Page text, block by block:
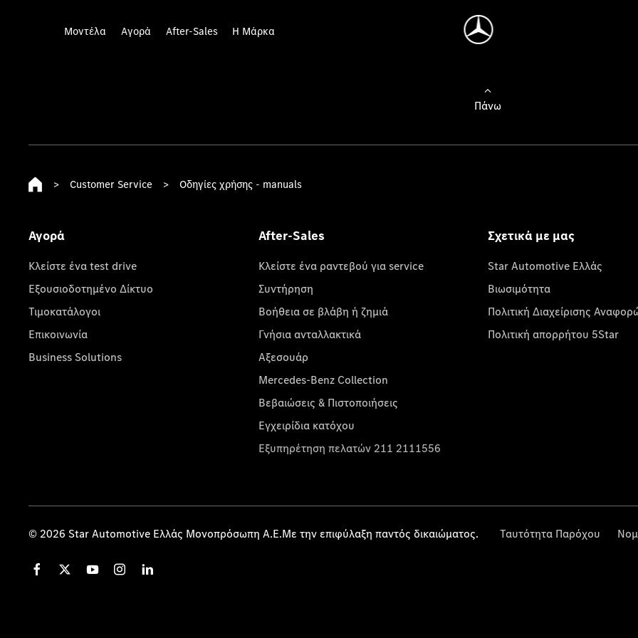
Μοντέλα Αγορά After-Sales Η Μάρκα
Πάνω
> Customer Service > Οδηγίες χρήσης - manuals
Αγορά
Κλείστε ένα test drive
Εξουσιοδοτημένο Δίκτυο
Τιμοκατάλογοι
Επικοινωνία
Business Solutions
After-Sales
Κλείστε ένα ραντεβού για service
Συντήρηση
Βοήθεια σε βλάβη ή ζημιά
Γνήσια ανταλλακτικά
Αξεσουάρ
Mercedes-Benz Collection
Βεβαιώσεις & Πιστοποιήσεις
Εγχειρίδια κατόχου
Εξυπηρέτηση πελατών 211 2111556
Σχετικά με μας
Star Automotive Ελλάς
Βιωσιμότητα
Πολιτική Διαχείρισης
Πολιτική απορρήτου 5Star
© 2026 Star Automotive Ελλάς Μονοπρόσωπη Α.Ε.Με την επιφύλαξη παντός δικαιώματος. Ταυτότητα Παρόχου